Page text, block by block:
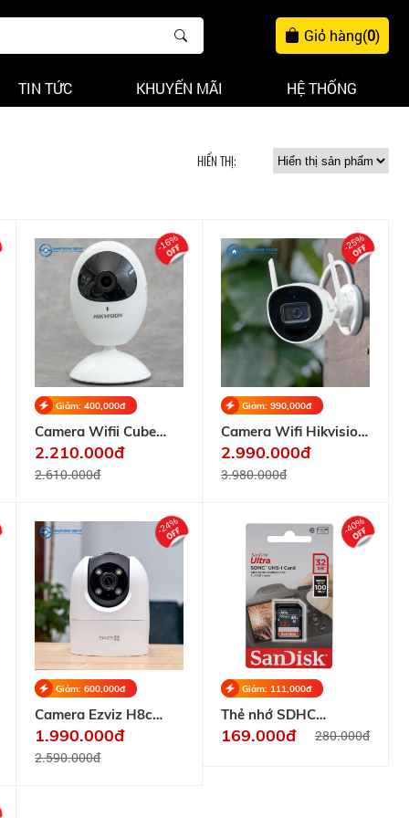
Giỏ hàng(0)
TIN TỨC KHUYẾN MÃI HỆ THỐNG
HIỂN THỊ:
Giảm: 400,000đ
Camera Wifii Cube
Hikvision SH-
IVB21UF-IW 2.0mp
2.210.000đ
2.610.000đ
-16%
Giảm: 990,000đ
Camera Wifi Hikvision
DS-2CV2021G2-IDW
1080P
2.990.000đ
3.980.000đ
-25%
Giảm: 600,000đ
Camera Ezviz H8c
2MP (1080)
1.990.000đ
2.590.000đ
-24%
Giảm: 111,000đ
Thẻ nhớ SDHC
Sandisk Ultra 32GB
100Mb/S
169.000đ 280.000đ
-40%